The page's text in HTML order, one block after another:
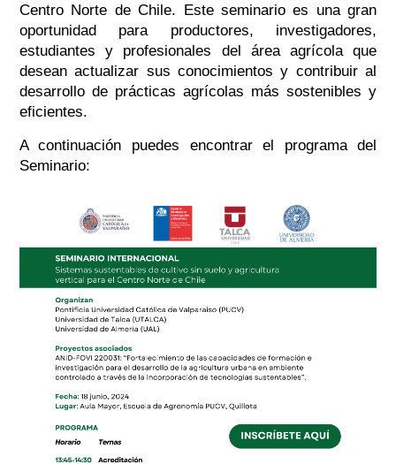
Centro Norte de Chile. Este seminario es una gran
oportunidad para productores, investigadores,
estudiantes y profesionales del área agrícola que
desean actualizar sus conocimientos y contribuir al
desarrollo de prácticas agrícolas más sostenibles y
eficientes.
A continuación puedes encontrar el programa del
Seminario: